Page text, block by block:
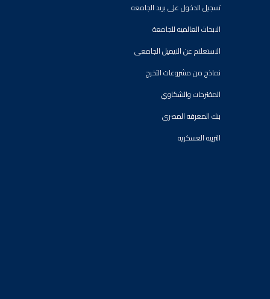
تسجيل الدخول على بريد الجامعه
الابحاث العالميه للجامعة
الاستعلام عن الايميل الجامعى
نماذج من مشروعات التخرج
المقترحات والشكاوي
بنك المعرفه المصرى
التربيه العسكريه